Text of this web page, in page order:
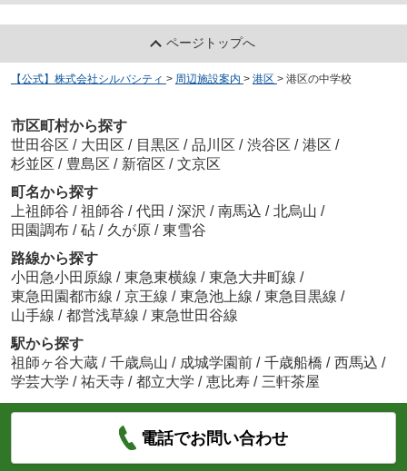
ページトップへ
【公式】株式会社シルバシティ > 周辺施設案内 > 港区 > 港区の中学校
市区町村から探す
世田谷区 / 大田区 / 目黒区 / 品川区 / 渋谷区 / 港区 /
杉並区 / 豊島区 / 新宿区 / 文京区
町名から探す
上祖師谷 / 祖師谷 / 代田 / 深沢 / 南馬込 / 北烏山 /
田園調布 / 砧 / 久が原 / 東雪谷
路線から探す
小田急小田原線 / 東急東横線 / 東急大井町線 /
東急田園都市線 / 京王線 / 東急池上線 / 東急目黒線 /
山手線 / 都営浅草線 / 東急世田谷線
駅から探す
祖師ヶ谷大蔵 / 千歳烏山 / 成城学園前 / 千歳船橋 / 西馬込 /
学芸大学 / 祐天寺 / 都立大学 / 恵比寿 / 三軒茶屋
電話でお問い合わせ